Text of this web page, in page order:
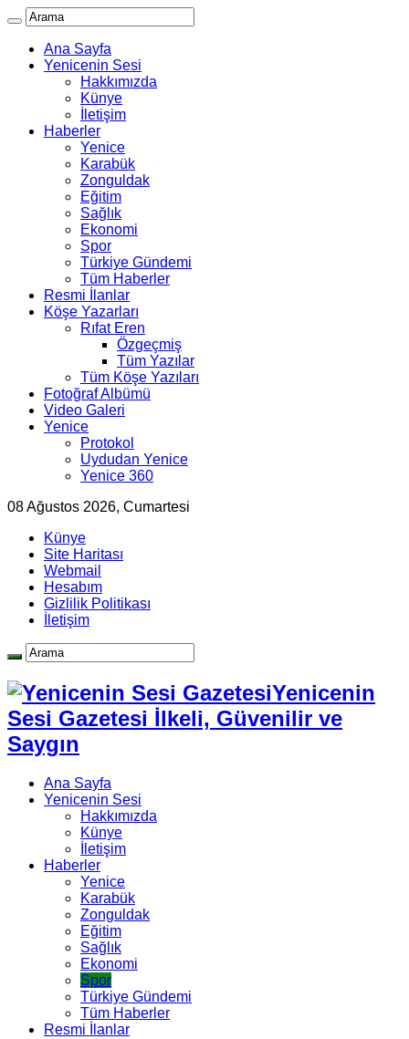
Ana Sayfa
Yenicenin Sesi
Hakkımızda
Künye
İletişim
Haberler
Yenice
Karabük
Zonguldak
Eğitim
Sağlık
Ekonomi
Spor
Türkiye Gündemi
Tüm Haberler
Resmi İlanlar
Köşe Yazarları
Rıfat Eren
Özgeçmiş
Tüm Yazılar
Tüm Köşe Yazıları
Fotoğraf Albümü
Video Galeri
Yenice
Protokol
Uydudan Yenice
Yenice 360
08 Ağustos 2026, Cumartesi
Künye
Site Haritası
Webmail
Hesabım
Gizlilik Politikası
İletişim
Yenicenin
Sesi Gazetesi İlkeli, Güvenilir ve
Saygın
Ana Sayfa
Yenicenin Sesi
Hakkımızda
Künye
İletişim
Haberler
Yenice
Karabük
Zonguldak
Eğitim
Sağlık
Ekonomi
Spor
Türkiye Gündemi
Tüm Haberler
Resmi İlanlar